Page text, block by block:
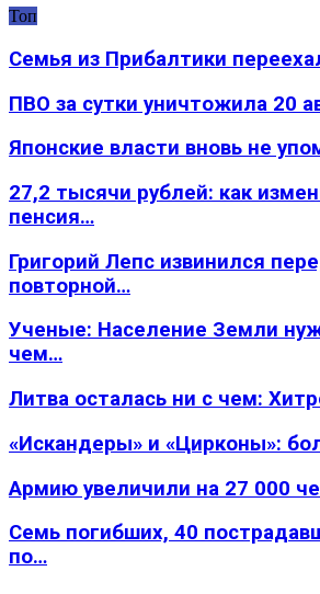
Топ
Семья из Прибалтики
ПВО за сутки уничтожила 20
Японские власти вновь не
27,2 тысячи рублей: как
пенсия…
Григорий Лепс извинился
повторной…
Ученые: Население Земли
чем…
Литва осталась ни с чем:
«Искандеры» и «Цирконы»:
Армию увеличили на 27 000
Семь погибших, 40
по…